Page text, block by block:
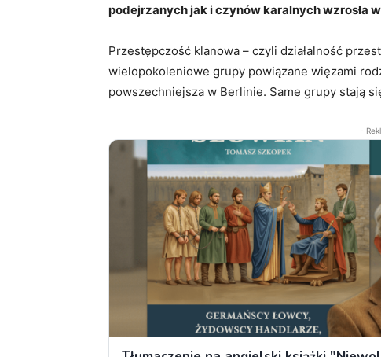
podejrzanych jak i czynów karalnych wzrosła
Przestępczość klanowa – czyli działalność
wielopokoleniowe grupy powiązane więzami
powszechniejsza w Berlinie. Same grupy stają
-